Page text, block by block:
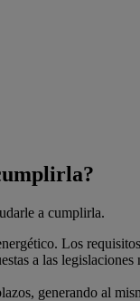
a cumplirla.
Los
a las legislaciones
generando al